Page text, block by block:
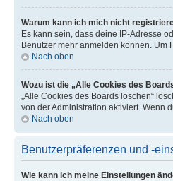
Warum kann ich mich nicht
Es kann sein, dass deine IP-Adresse
Benutzer mehr anmelden können.
Nach oben
Wozu ist die „Alle Cookies des
„Alle Cookies des Boards löschen“
von der Administration aktiviert. Wenn
Nach oben
Benutzerpräferenzen und -
Wie kann ich meine Einstellungen